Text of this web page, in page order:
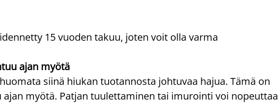
15 vuoden takuu, joten voit olla varma
ajan myötä
siinä hiukan tuotannosta johtuvaa hajua. Tämä on
myötä. Patjan tuulettaminen tai imurointi voi nopeuttaa